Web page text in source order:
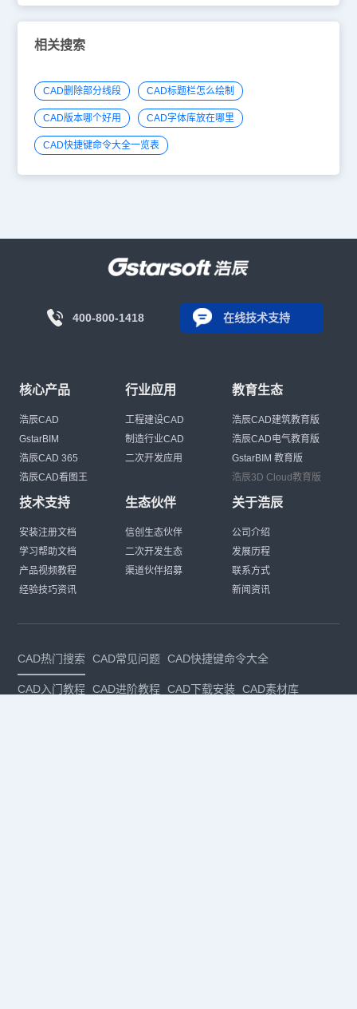
相关搜索
CAD删除部分线段 CAD标题栏怎么绘制
CAD版本哪个好用 CAD字体库放在哪里
CAD快捷键命令大全一览表
400-800-1418 在线技术支持
核心产品
浩辰CAD
GstarBIM
浩辰CAD 365
浩辰CAD看图王
行业应用
工程建设CAD
制造行业CAD
二次开发应用
教育生态
浩辰CAD建筑教育版
浩辰CAD电气教育版
GstarBIM 教育版
浩辰3D Cloud教育版
技术支持
安装注册文档
学习帮助文档
产品视频教程
经验技巧资讯
生态伙伴
信创生态伙伴
二次开发生态
渠道伙伴招募
关于浩辰
公司介绍
发展历程
联系方式
新闻资讯
CAD热门搜索 CAD常见问题 CAD快捷键命令大全
CAD入门教程 CAD进阶教程 CAD下载安装 CAD素材库